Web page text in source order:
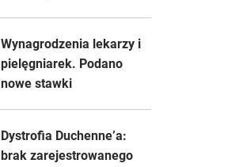
Wynagrodzenia lekarzy i
pielęgniarek. Podano
nowe stawki
Dystrofia Duchenne’a:
brak zarejestrowanego